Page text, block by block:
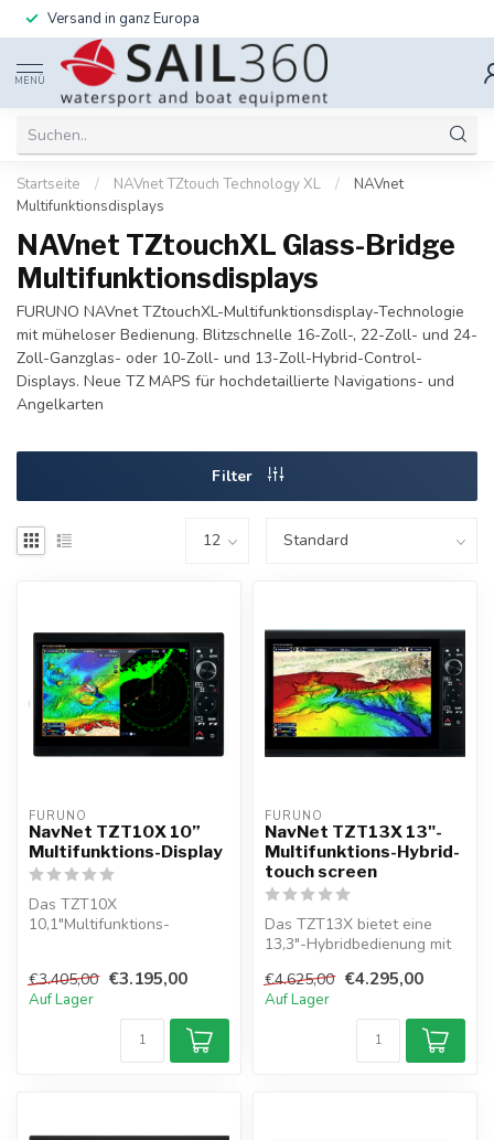
Versand in ganz Europa
MENÜ
Startseite / NAVnet TZtouch Technology XL /
NAVnet
Multifunktionsdisplays
NAVnet TZtouchXL Glass-Bridge
Multifunktionsdisplays
FURUNO NAVnet TZtouchXL-Multifunktionsdisplay-Technologie
mit müheloser Bedienung. Blitzschnelle 16-Zoll-, 22-Zoll- und 24-
Zoll-Ganzglas- oder 10-Zoll- und 13-Zoll-Hybrid-Control-
Displays. Neue TZ MAPS für hochdetaillierte Navigations- und
Angelkarten
Filter
FURUNO
NavNet TZT10X 10”
Multifunktions-Display
Das TZT10X
10,1"Multifunktions-
Touch...
€3.405,00 €3.195,00
Auf Lager
FURUNO
NavNet TZT13X 13"-
Multifunktions-Hybrid-
touch screen
Das TZT13X bietet eine
13,3"-Hybridbedienung mit
eingebauten 1k...
€4.625,00 €4.295,00
Auf Lager